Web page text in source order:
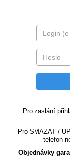
Pro zaslání
Pro SMAZAT /
telefon
Objednávky